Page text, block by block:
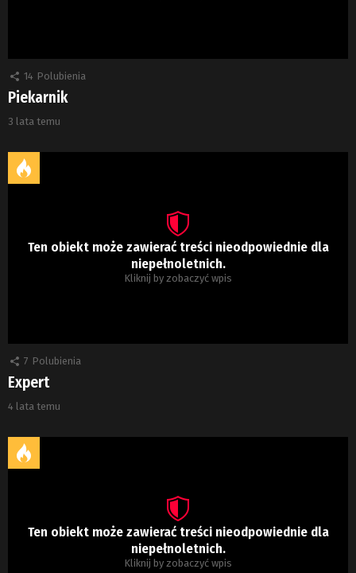
14 Polubienia
Piekarnik
3 lata temu
Ten obiekt może zawierać treści nieodpowiednie dla
niepełnoletnich.
Kliknij by zobaczyć wpis
7 Polubienia
Expert
4 lata temu
Ten obiekt może zawierać treści nieodpowiednie dla
niepełnoletnich.
Kliknij by zobaczyć wpis